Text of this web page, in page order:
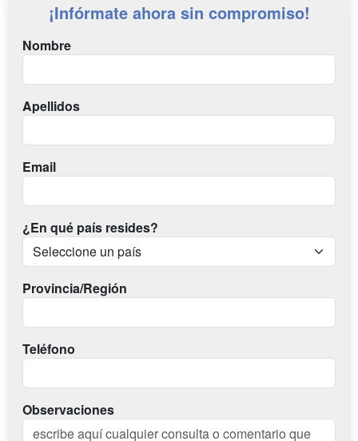
¡Infórmate ahora sin compromiso!
Nombre
Apellidos
Email
¿En qué país resides?
Provincia/Región
Teléfono
Observaciones